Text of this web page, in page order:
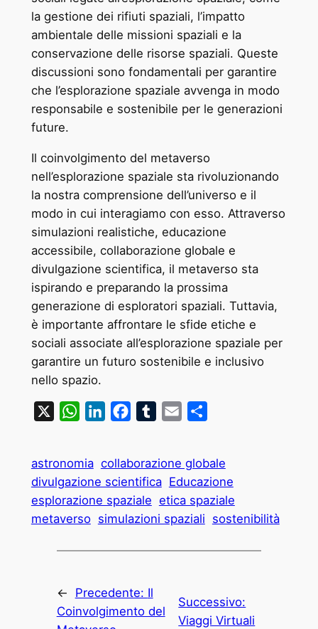
la gestione dei rifiuti spaziali, l’impatto
ambientale delle missioni spaziali e la
conservazione delle risorse spaziali. Queste
discussioni sono fondamentali per garantire
che l’esplorazione spaziale avvenga in modo
responsabile e sostenibile per le generazioni
future.
Il coinvolgimento del metaverso
nell’esplorazione spaziale sta rivoluzionando
la nostra comprensione dell’universo e il
modo in cui interagiamo con esso. Attraverso
simulazioni realistiche, educazione
accessibile, collaborazione globale e
divulgazione scientifica, il metaverso sta
ispirando e preparando la prossima
generazione di esploratori spaziali. Tuttavia,
è importante affrontare le sfide etiche e
sociali associate all’esplorazione spaziale per
garantire un futuro sostenibile e inclusivo
nello spazio.
WhatsAppLinkedInFacebookTumblrEmail
astronomia collaborazione globale
divulgazione scientifica Educazione
esplorazione spaziale etica spaziale
metaverso simulazioni spaziali sostenibilità
← Precedente: Il
Coinvolgimento del
Successivo:
Viaggi Virtuali